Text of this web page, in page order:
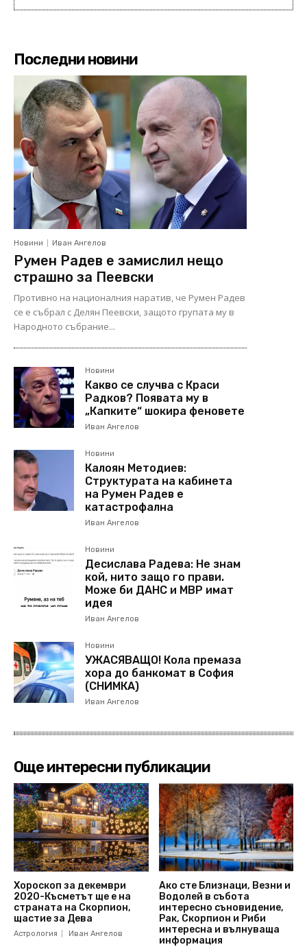
Последни новини
Новини Иван Ангелов
Румен Радев е замислил нещо
страшно за Пеевски
Противно на националния наратив, че Румен Радев
се е събрал с Делян Пеевски, защото групата му в
Народното събрание...
Новини
Какво се случва с Краси
Радков? Появата му в
„Капките“ шокира феновете
Иван Ангелов
Новини
Калоян Методиев:
Структурата на кабинета
на Румен Радев е
катастрофална
Иван Ангелов
Новини
Десислава Радева: Не знам
кой, нито защо го прави.
Може би ДАНС и МВР имат
идея
Иван Ангелов
Новини
УЖАСЯВАЩО! Кола премаза
хора до банкомат в София
(СНИМКА)
Иван Ангелов
Още интересни публикации
Хороскоп за декември
2020-Късметът ще е на
страната на Скорпион,
щастие за Дева
Астрология Иван Ангелов
Ако сте Близнаци, Везни и
Водолей в събота
интересно съновидение,
Рак, Скорпион и Риби
интересна и вълнуваща
информация